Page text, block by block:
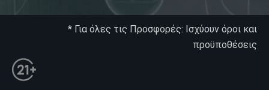
* Για όλες τις Προσφορές: Ισχύουν όροι και
προϋποθέσεις